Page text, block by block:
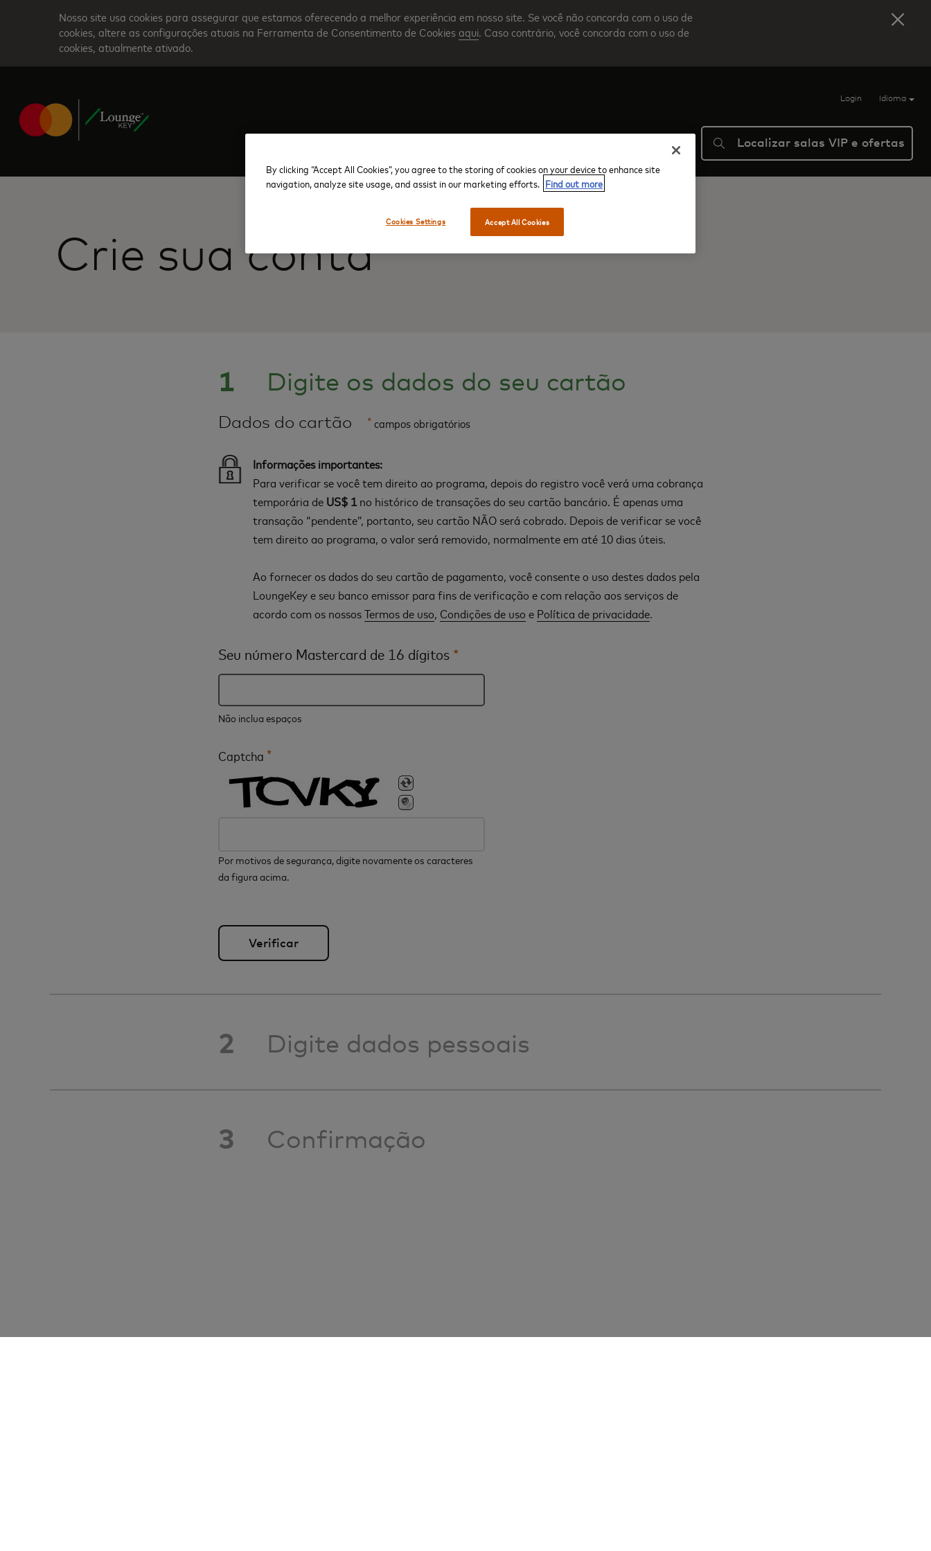
content
Nosso site usa cookies para assegurar que estamos oferecendo a melhor experiência em nosso site. Se você não concorda com o uso de
cookies, altere as configurações atuais na Ferramenta de Consentimento de Cookies aqui. Caso contrário, você concorda com o uso de
cookies, atualmente ativado.
Login Idioma
Ajuda Localizar salas VIP e ofertas
Crie sua conta
1 Digite os dados do seu cartão
Dados do cartão *campos obrigatórios
Informações importantes:
Para verificar se você tem direito ao programa, depois do registro você verá uma cobrança
temporária de US$ 1no histórico de transações do seu cartão bancário. É apenas uma
transação “pendente”, portanto, seu cartão NÃO será cobrado. Depois de verificar se você
tem direito ao programa, o valor será removido, normalmente em até 10 dias úteis.
Ao fornecer os dados do seu cartão de pagamento, você consente o uso destes dados pela
LoungeKey e seu banco emissor para fins de verificação e com relação aos serviços de
acordo com os nossosTermos de uso, Condições de uso e Política de privacidade.
Seu número Mastercard de 16 dígitos *
Não inclua espaços
Captcha *
Por motivos de segurança, digite novamente os caracteres
da figura acima.
2 Digite dados pessoais
3 Confirmação
By clicking “Accept All Cookies”, you agree to the storing of cookies on your device to enhance site
navigation, analyze site usage, and assist in our marketing efforts. Find out more
Accept All Cookies
Cookies Settings